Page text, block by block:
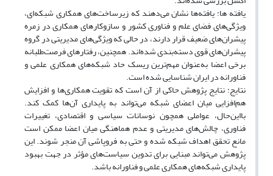
یافته ها: یافته‌ها نشان می‌دهند که زیرساخت‌های همکاری شبکه‌ای،
ویژگی‌های فضای علم و فناوری کشور و سازوکارهای همکاری در زمره
پیشران‌های ضعیف قرار دارند، در حالی که ویژگی‌های مدیریتی در گروه
پیشران‌های قوی دسته‌بندی شده‌اند. همچنین، رفتارهای فرصت‌طلبانه
برخی اعضا به‌عنوان مهم‌ترین ریسک حاد شبکه‌های همکاری علمی و
فناورانه در ایران شناسایی شده است.
نتایج: نتایج پژوهش حاکی از آن است که تقویت همکاری‌ها و افزایش
هم‌افزایی میان اعضای شبکه می‌تواند به پایداری آن‌ها کمک کند.
بااین‌حال، عواملی همچون نوسانات سیاسی و اقتصادی، تغییرات
فناوری، چالش‌های مدیریتی و عدم هماهنگی میان اعضا ممکن است
مانع تحقق اهداف شبکه شده و حتی به فروپاشی آن منجر شوند. این
پژوهش می‌تواند مبنایی برای تدوین سیاست‌های مؤثر در جهت بهبود
پایداری شبکه‌های همکاری علمی و فناورانه باشد.